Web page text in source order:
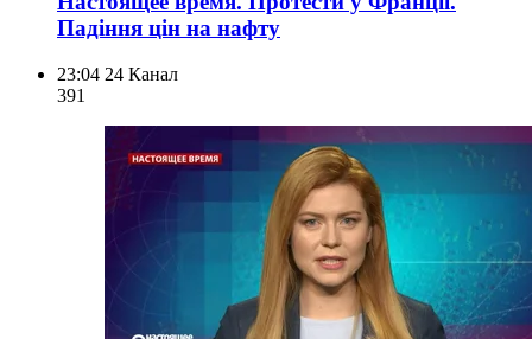
Падіння цін на нафту
23:04 24 Канал
391